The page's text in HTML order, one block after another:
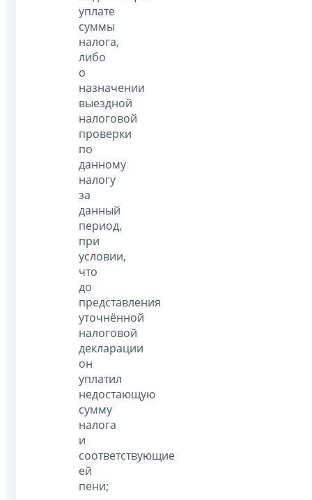
уплате
суммы
налога,
либо
о
назначении
выездной
налоговой
проверки
по
данному
налогу
за
данный
период,
при
условии,
что
до
представления
уточнённой
налоговой
декларации
он
уплатил
недостающую
сумму
налога
и
соответствующие
ей
пени;